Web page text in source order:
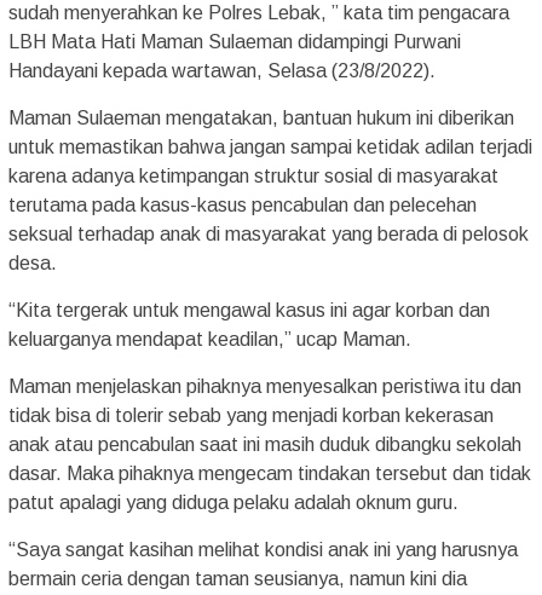
sudah menyerahkan ke Polres Lebak, ” kata tim pengacara
LBH Mata Hati Maman Sulaeman didampingi Purwani
Handayani kepada wartawan, Selasa (23/8/2022).
Maman Sulaeman mengatakan, bantuan hukum ini diberikan
untuk memastikan bahwa jangan sampai ketidak adilan terjadi
karena adanya ketimpangan struktur sosial di masyarakat
terutama pada kasus-kasus pencabulan dan pelecehan
seksual terhadap anak di masyarakat yang berada di pelosok
desa.
“Kita tergerak untuk mengawal kasus ini agar korban dan
keluarganya mendapat keadilan,” ucap Maman.
Maman menjelaskan pihaknya menyesalkan peristiwa itu dan
tidak bisa di tolerir sebab yang menjadi korban kekerasan
anak atau pencabulan saat ini masih duduk dibangku sekolah
dasar. Maka pihaknya mengecam tindakan tersebut dan tidak
patut apalagi yang diduga pelaku adalah oknum guru.
“Saya sangat kasihan melihat kondisi anak ini yang harusnya
bermain ceria dengan taman seusianya, namun kini dia